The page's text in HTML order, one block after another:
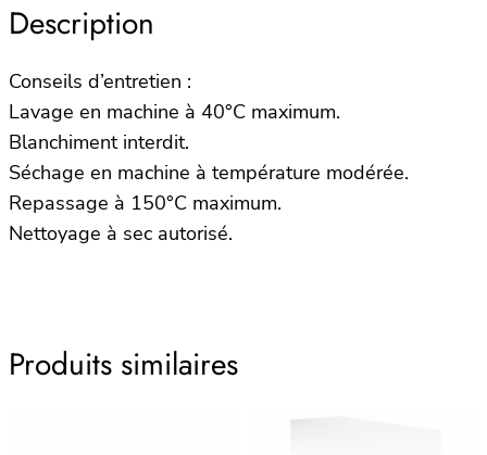
Description
Conseils d’entretien :
Lavage en machine à 40°C maximum.
Blanchiment interdit.
Séchage en machine à température modérée.
Repassage à 150°C maximum.
Nettoyage à sec autorisé.
Produits similaires